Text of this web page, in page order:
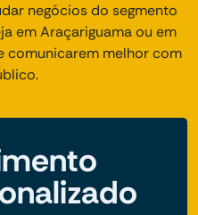
negócios do segmento
em Araçariguama ou em
comunicarem melhor com